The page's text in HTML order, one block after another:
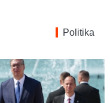
Politika